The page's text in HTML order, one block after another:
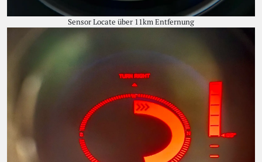
Sensor Locate über 11km Entfernung